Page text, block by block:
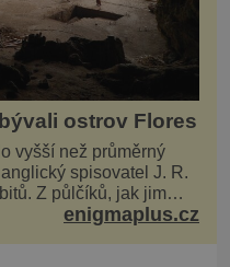
ostrov Flores
vyšší než průměrný
spisovatel J. R.
jim
svých slavných
enigmaplus.cz